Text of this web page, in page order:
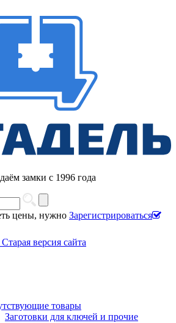
замки с 1996 года
цены, нужно Зарегистрироваться
Старая версия сайта
товары
Заготовки для ключей и прочие